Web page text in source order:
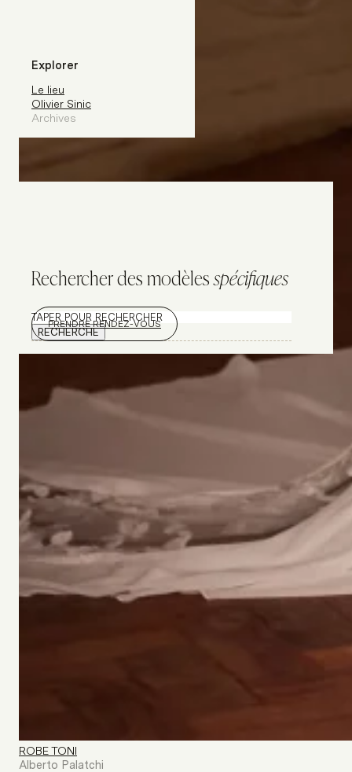
PRENDRE RENDEZ-VOUS
Explorer
Le lieu
Olivier Sinic
Archives
Rechercher des modèlesspécifiques
Rechercher
RECHERCHE
ROBE TONI
Alberto Palatchi